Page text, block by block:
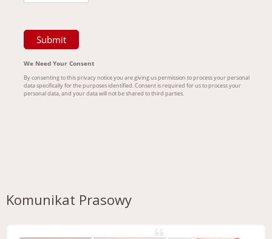
Komunikat Prasowy